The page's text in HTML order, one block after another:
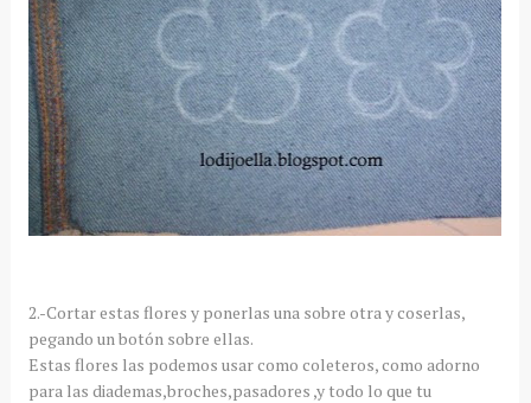
2.-Cortar estas flores y ponerlas una sobre otra y coserlas,
pegando unbotón sobre ellas.
Estas flores las podemos usar como coleteros, como adorno
para las diademas,broches,pasadores ,y todo lo que tu